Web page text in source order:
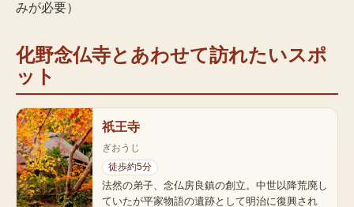
みが必要）
化野念仏寺とあわせて訪れたいスポ
ット
祇王寺
ぎおうじ
徒歩約5分
法然の弟子、念仏房良鎮の創立。中世以降荒廃し
ていたが平家物語の遺跡として明治に復興され